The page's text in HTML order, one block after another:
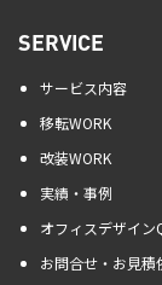
SERVICE
サービス内容
移転WORK
改装WORK
実績・事例
オフィスデザイン
お問合せ・お見積